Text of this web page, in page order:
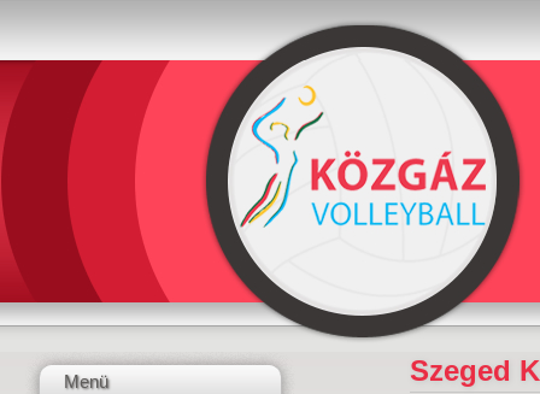
Menü Szeged